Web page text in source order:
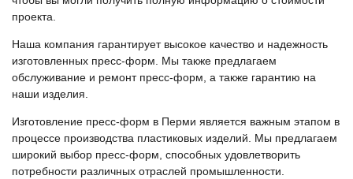
проекта.
Наша компания гарантирует высокое качество и надежность
изготовленных пресс-форм. Мы также предлагаем
обслуживание и ремонт пресс-форм, а также гарантию на
наши изделия.
Изготовление пресс-форм в Перми является важным этапом в
процессе производства пластиковых изделий. Мы предлагаем
широкий выбор пресс-форм, способных удовлетворить
потребности различных отраслей промышленности.